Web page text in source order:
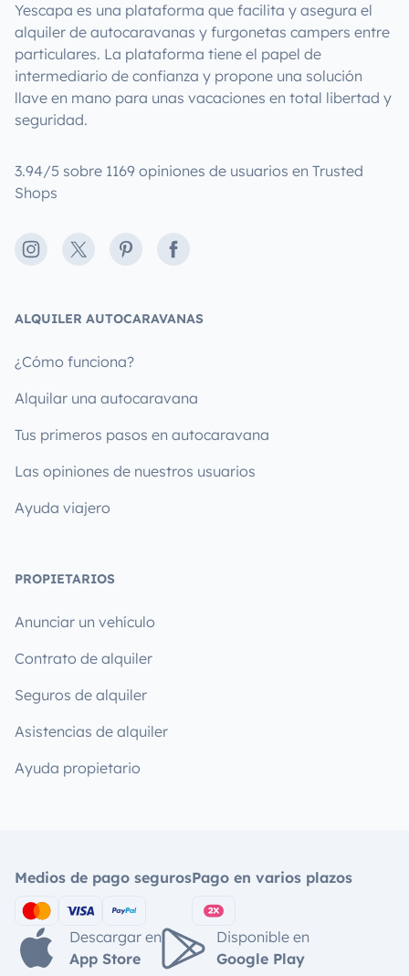
Yescapa es una plataforma que facilita y asegura el
alquiler de autocaravanas y furgonetas campers entre
particulares. La plataforma tiene el papel de
intermediario de confianza y propone una solución
llave en mano para unas vacaciones en total libertad y
seguridad.
3.94/5 sobre 1169 opiniones de usuarios en Trusted
Shops
Instagram
X PinterestFacebook
ALQUILER AUTOCARAVANAS
¿Cómo funciona?
Alquilar una autocaravana
Tus primeros pasos en autocaravana
Las opiniones de nuestros usuarios
Ayuda viajero
PROPIETARIOS
Anunciar un vehículo
Contrato de alquiler
Seguros de alquiler
Asistencias de alquiler
Ayuda propietario
Medios de pago segurosPago en varios plazos
Descargar en
App Store
Disponible en
Google Play